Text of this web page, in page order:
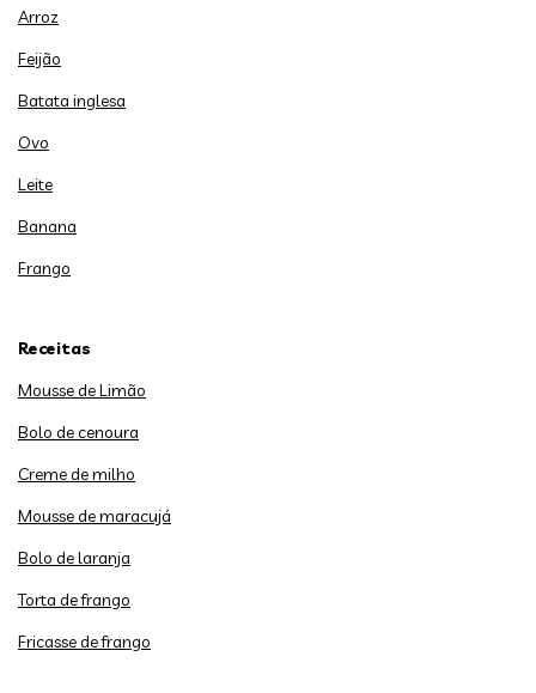
Arroz
Feijão
Batata inglesa
Ovo
Leite
Banana
Frango
Receitas
Mousse de Limão
Bolo de cenoura
Creme de milho
Mousse de maracujá
Bolo de laranja
Torta de frango
Fricasse de frango